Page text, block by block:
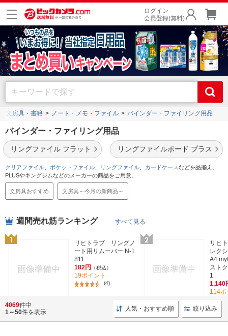
ログイン
会員登録(無料)
文房具・書籍 ノート・メモ・ファイル バインダー・ファイリング用品
バインダー・ファイリング用品
リングファイル フラット リングファイルボード プラス
クリアファイル ポケットファイル リングファイル カードケースなどを品揃え。
PLUSやキングジムなどのメーカーの商品をご用意。
文房具おすすめ 文房具～今月の新商品～
週間売れ筋ランキング すべて見る
リヒトラブ リングノ
ート用リムーバー N-1
811
182円
（税込）
19ポイント
(4)
リヒ
レク
A4
スト
1
1,140
114ポ
4069件中
1～50件を表示 人気・おすすめ順 絞り込み